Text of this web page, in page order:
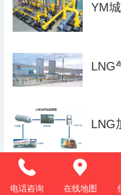
YM
LNG
LNG
电话咨询 在线地图